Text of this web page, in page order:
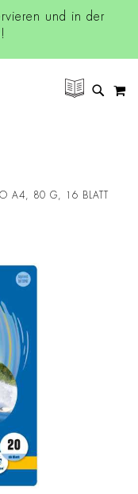
und in der
SUCHE
A4, 80 G, 16 BLATT